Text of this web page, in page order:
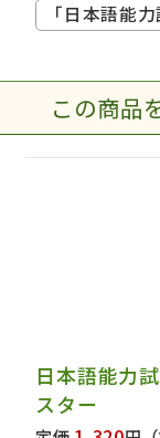
「日本語能
この商品
日本語能力
スター